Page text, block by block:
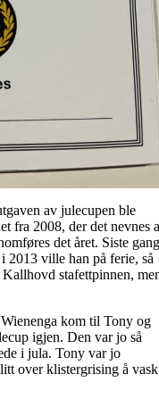
av julecupen ble
fra 2008, der det nevnes
det året. Siste gang
2013 ville han på ferie, så
stafettpinnen,
kom til Tony og
igjen. Den var jo så
i jula. Tony var jo
over klistergrising å vask